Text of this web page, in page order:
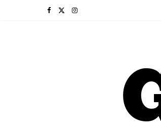
F I